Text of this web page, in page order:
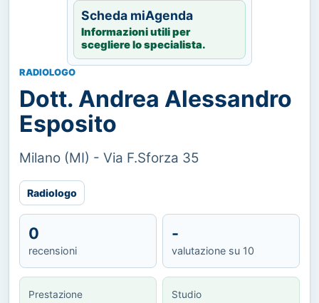
Scheda miAgenda
Informazioni utili per
scegliere lo specialista.
RADIOLOGO
Dott. Andrea Alessandro
Esposito
Milano (MI) - Via F.Sforza 35
Radiologo
0
recensioni
-
valutazione su 10
Prestazione Studio